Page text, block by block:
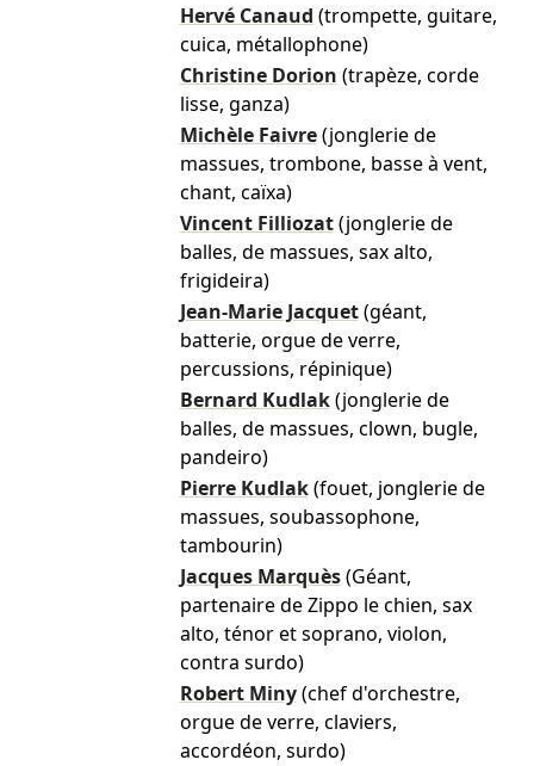
Hervé Canaud (trompette, guitare,
cuica, métallophone)
Christine Dorion (trapèze, corde
lisse, ganza)
Michèle Faivre (jonglerie de
massues, trombone, basse à vent,
chant, caïxa)
Vincent Filliozat (jonglerie de
balles, de massues, sax alto,
frigideira)
Jean-Marie Jacquet (géant,
batterie, orgue de verre,
percussions, répinique)
Bernard Kudlak (jonglerie de
balles, de massues, clown, bugle,
pandeiro)
Pierre Kudlak (fouet, jonglerie de
massues, soubassophone,
tambourin)
Jacques Marquès (Géant,
partenaire de Zippo le chien, sax
alto, ténor et soprano, violon,
contra surdo)
Robert Miny (chef d'orchestre,
orgue de verre, claviers,
accordéon, surdo)